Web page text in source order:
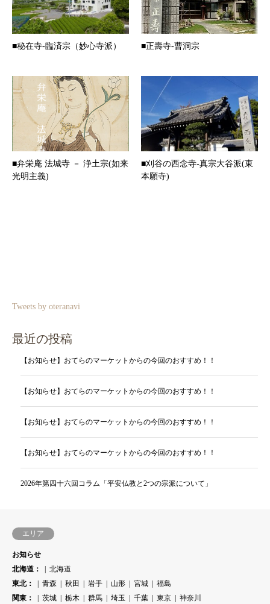
■秘在寺-臨済宗（妙心寺派） ■正壽寺-曹洞宗
■弁栄庵 法城寺 － 浄土宗(如来
光明主義)
■刈谷の西念寺-真宗大谷派(東
本願寺)
Tweets by oteranavi
最近の投稿
【お知らせ】おてらのマーケットからの今回のおすすめ！！
【お知らせ】おてらのマーケットからの今回のおすすめ！！
【お知らせ】おてらのマーケットからの今回のおすすめ！！
【お知らせ】おてらのマーケットからの今回のおすすめ！！
2026年第四十六回コラム「平安仏教と2つの宗派について」
エリア
お知らせ
北海道：
北海道
東北：
青森 秋田 岩手 山形 宮城
福島
関東：
茨城 栃木 群馬 埼玉 千葉 東京
神奈川